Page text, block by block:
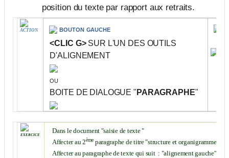
position du texte par rapport aux retraits.
ACTION
bouton gauche
<CLIC G> SUR L'UN DES OUTILS
D'ALIGNEMENT
ou
BOITE DE DIALOGUE " PARAGRAPHE"
exercice
Dans le document "saisie de texte "
Affecter au 2ème paragraphe de titre "structure et organigramme"
Affecter au paragraphe de texte qui suit : "alignement gauche"